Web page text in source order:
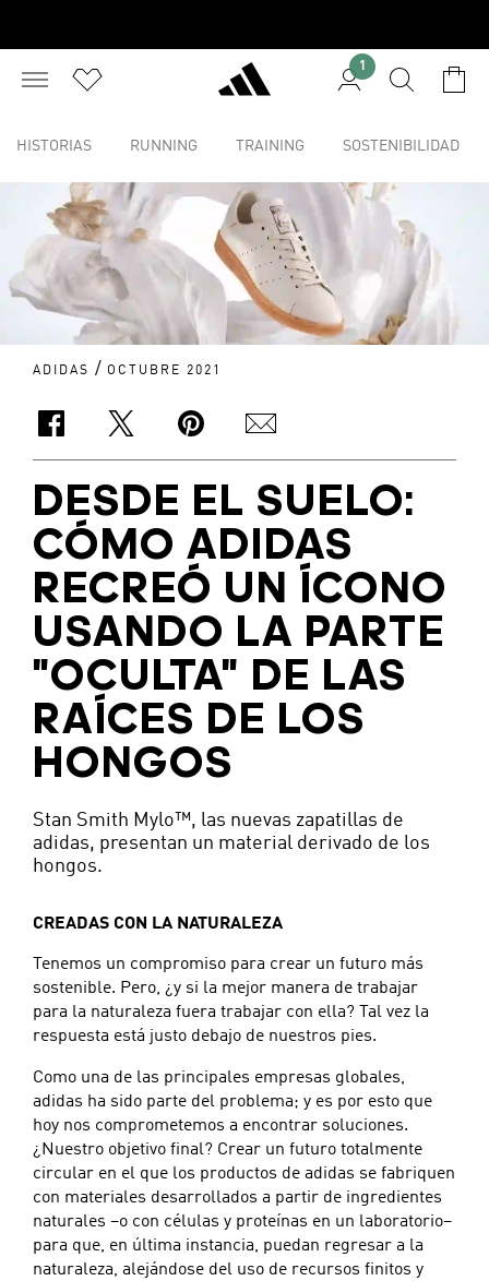
1
HISTORIAS RUNNING TRAINING SOSTENIBILIDAD
ADIDAS / OCTUBRE 2021
DESDE EL SUELO:
CÓMO ADIDAS
RECREÓ UN ÍCONO
USANDO LA PARTE
"OCULTA" DE LAS
RAÍCES DE LOS
HONGOS
Stan Smith Mylo™, las nuevas zapatillas de
adidas, presentan un material derivado de los
hongos.
CREADAS CON LA NATURALEZA
Tenemos un compromiso para crear un futuro más
sostenible. Pero, ¿y si la mejor manera de trabajar
para la naturaleza fuera trabajar con ella? Tal vez la
respuesta está justo debajo de nuestros pies.
Como una de las principales empresas globales,
adidas ha sido parte del problema; y es por esto que
hoy nos comprometemos a encontrar soluciones.
¿Nuestro objetivo final? Crear un futuro totalmente
circular en el que los productos de adidas se fabriquen
con materiales desarrollados a partir de ingredientes
naturales –o con células y proteínas en un laboratorio–
para que, en última instancia, puedan regresar a la
naturaleza, alejándose del uso de recursos finitos y